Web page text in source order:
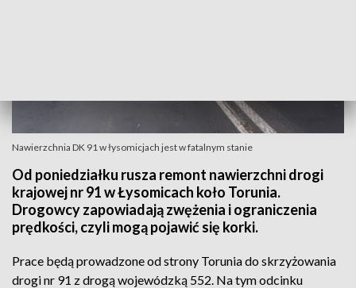
Nawierzchnia DK 91 w łysomicjach jest w fatalnym stanie
Od poniedziałku rusza remont nawierzchni drogi
krajowej nr 91 w Łysomicach koło Torunia.
Drogowcy zapowiadają zwężenia i ograniczenia
prędkości, czyli mogą pojawić się korki.
Prace będą prowadzone od strony Torunia do skrzyżowania
drogi nr 91 z drogą wojewódzką 552. Na tym odcinku